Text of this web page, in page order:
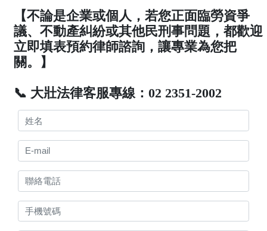
【不論是企業或個人，若您正面臨勞資爭
議、不動產糾紛或其他民刑事問題，都歡迎
立即填表預約律師諮詢，讓專業為您把
關。】
📞 大壯法律客服專線：02 2351-2002